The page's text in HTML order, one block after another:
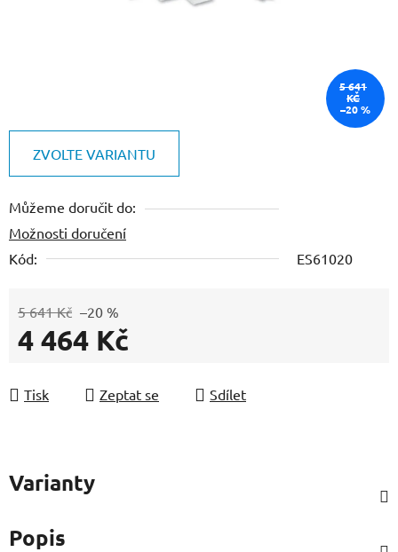
ZVOLTE VARIANTU
Můžeme doručit do:
Možnosti doručení
Kód:
ES61020
5 641 Kč –20 %
4 464 Kč
Tisk
Zeptat se Sdílet
5 641
KČ
–20 %
Varianty
Popis